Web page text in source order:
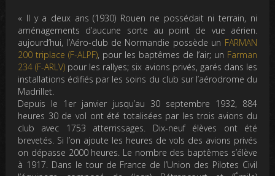
« Il y a deux ans (1930) Rouen ne possédait ni terrain, ni
aménagements d’aucune sorte au point de vue aérien.
aujourd’hui, l’Aéro-club de Normandie possède un FARMAN
200 triplace (F-ALPF), pour les baptêmes de l’air; un Farman
234 (F-ARLV) pour les rallyes; six avions privés, garés dans les
installations édifiés par les soins du club sur l’aérodrome du
Madrillet.
Depuis le 1er janvier jusqu’au 30 septembre 1932, 884
heures 30 de vol ont été totalisées par les trois avions du
club avec 1753 atterrissages. Dix-neuf élèves ont été
brevetés. Si l’on ajoute les heures de vols des avions privés
on dépasse 2000 heures. Le nombre des baptêmes s’élève
à 1917. Dans le tour de France de l’Union des Pilotes Civil